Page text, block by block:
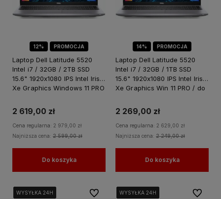
12% PROMOCJA
Laptop Dell Latitude 5520
Intel i7 / 32GB / 2TB SSD
15.6" 1920x1080 IPS Intel Iris
Xe Graphics Windows 11 PRO
2 619,00 zł
Cena regularna: 2 979,00 zł
Najniższa cena: 2 599,00 zł
Do koszyka
14% PROMOCJA
Laptop Dell Latitude 5520
Intel i7 / 32GB / 1TB SSD
15.6" 1920x1080 IPS Intel Iris
Xe Graphics Win 11 PRO / do
2 269,00 zł
Cena regularna: 2 629,00 zł
Najniższa cena: 2 249,00 zł
Do koszyka
WYSYŁKA 24H
WYSYŁKA 24H
WYSYŁKA 24H
WYSYŁKA 24H
WYSYŁKA 24H
WYSYŁKA 24H Do ulubionychWYSYŁKA 24H
WYSYŁKA 24H
WYSYŁKA 24H
WYSYŁKA 24H
WYSYŁKA 24H
WYSYŁKA 24H Do